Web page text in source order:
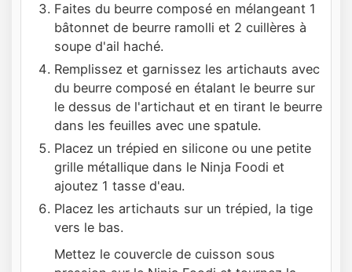
Faites du beurre composé en mélangeant 1
bâtonnet de beurre ramolli et 2 cuillères à
soupe d'ail haché.
Remplissez et garnissez les artichauts avec
du beurre composé en étalant le beurre sur
le dessus de l'artichaut et en tirant le beurre
dans les feuilles avec une spatule.
Placez un trépied en silicone ou une petite
grille métallique dans le Ninja Foodi et
ajoutez 1 tasse d'eau.
Placez les artichauts sur un trépied, la tige
vers le bas.
Mettez le couvercle de cuisson sous